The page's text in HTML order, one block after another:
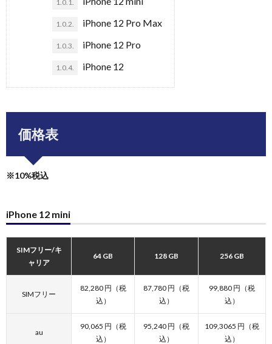
1.0.1.
1.0.2. iPhone 12 Pro Max
1.0.3. iPhone 12 Pro
1.0.4. iPhone 12
価格表
※10%税込
iPhone 12 mini
SIMフリー/キ
ャリア
64 GB 128 GB 256 GB
SIMフリー
82,280 円（税
込）
87,780 円（税
込）
99,880 円（税
込）
au
90,065 円（税
込）
95,240 円（税
込）
109,3065 円（税
込）